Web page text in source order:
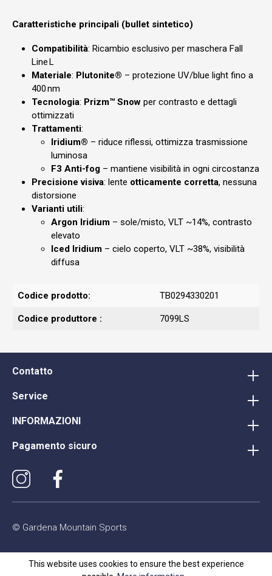
Caratteristiche principali (bullet sintetico)
Compatibilità: Ricambio esclusivo per maschera Fall
Line L
Materiale: Plutonite® – protezione UV/blue light fino a
400 nm
Tecnologia: Prizm™ Snow per contrasto e dettagli
ottimizzati
Trattamenti:
Iridium® – riduce riflessi, ottimizza trasmissione
luminosa
F3 Anti-fog – mantiene visibilità in ogni circostanza
Precisione visiva: lente otticamente corretta, nessuna
distorsione
Varianti utili:
Argon Iridium – sole/misto, VLT ~14%, contrasto
elevato
Iced Iridium – cielo coperto, VLT ~38%, visibilità
diffusa
Codice prodotto: TB0294330201
Codice produttore : 7099LS
Contatto
Service
INFORMAZIONI
Pagamento sicuro
© Gardena Mountain Sports
This website uses cookies to ensure the best experience